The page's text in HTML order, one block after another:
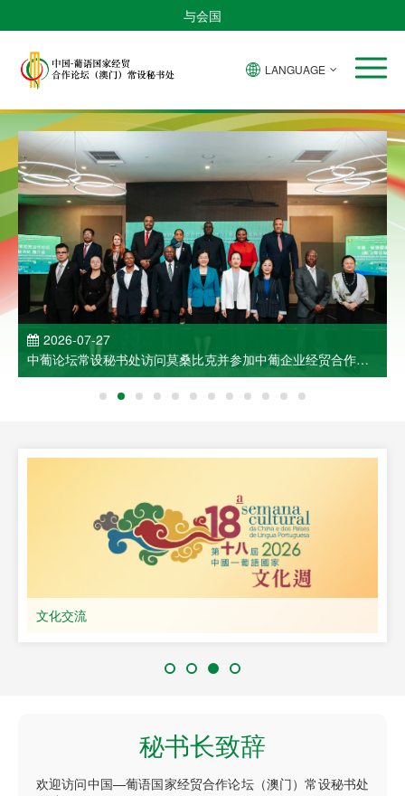
与会国
LANGUAGE
2026-07-27
中葡论坛常设秘书处访问莫桑比克并参加中葡企业经贸合作洽
谈会
秘书长致辞
欢迎访问中国—葡语国家经贸合作论坛（澳门）常设秘书处